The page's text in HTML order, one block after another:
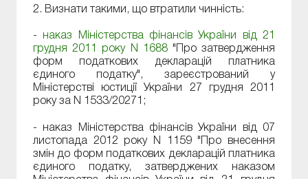
2. Визнати такими, що втратили чинність:
-
наказ Міністерства фінансів України від 21
грудня 2011 року N 1688"Про затвердження
форм податкових декларацій платника
єдиного податку", зареєстрований у
Міністерстві юстиції України 27 грудня 2011
року за N 1533/20271;
- наказ Міністерства фінансів України від 07
листопада 2012 року N 1159 "Про внесення
змін до форм податкових декларацій платника
єдиного податку, затверджених наказом